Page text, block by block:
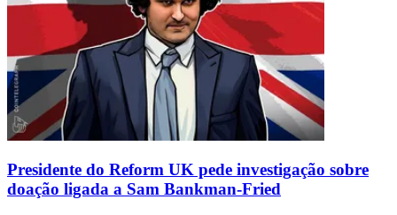
Presidente do Reform UK pede investigação sobre
doação ligada a Sam Bankman-Fried